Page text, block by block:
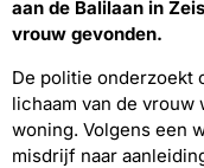
aan de Balilaan in
vrouw gevonden.
De politie onderzoekt
lichaam van de vrouw
woning. Volgens een
misdrijf naar